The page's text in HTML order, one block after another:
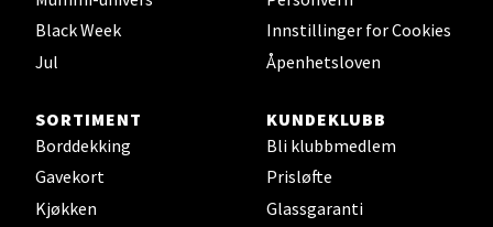
Black Week
Jul
Innstillinger for Cookies
Åpenhetsloven
SORTIMENT
Borddekking
Gavekort
Kjøkken
KUNDEKLUBB
Bli klubbmedlem
Prisløfte
Glassgaranti
0 i butikk
Leirvik - Stord